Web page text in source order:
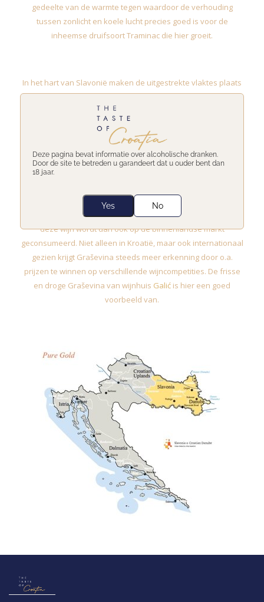
gedeelte van de warmte tegen waardoor de verhouding
tussen zonlicht en koele lucht precies goed is voor de
inheemse druifsoort Traminac die hier groeit.
In het hart van Slavonië maken de uitgestrekte vlaktes plaats
voor heuvels en valleien vol met wijngaarden. In een van
deze valleien ligt Kutjevo, de plek waar de een aantal van s’
Graševinaworden geproduceerd. Met een
aandeel van 23% in de Kroatische wijngaarden is Graševina
met uitstek de meest voorkomende variëteit in Kroatië.
De verfrissende, droge en soms ook volle en krachtige wijnen
zijn immens populair in Kroatië, het grootste gedeelte van
deze wijn wordt dan ook op de binnenlandse markt
geconsumeerd. Niet alleen in Kroatië, maar ook internationaal
gezien krijgt Graševina steeds meer erkenning door o.a.
prijzen te winnen op verschillende wijncompetities. De frisse
en droge Graševina van wijnhuis Galić is hier een goed
voorbeeld van.
Deze pagina bevat informatie over alcoholische dranken.
Door de site te betreden u garandeert dat u ouder bent dan
18 jaar.
Yes No